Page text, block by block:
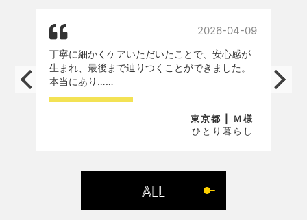
2026-04-09
丁寧に細かくケアいただいたことで、安心感が
生まれ、最後まで辿りつくことができました。
本当にあり……
東京都 | Ｍ様
ひとり暮らし
ALL